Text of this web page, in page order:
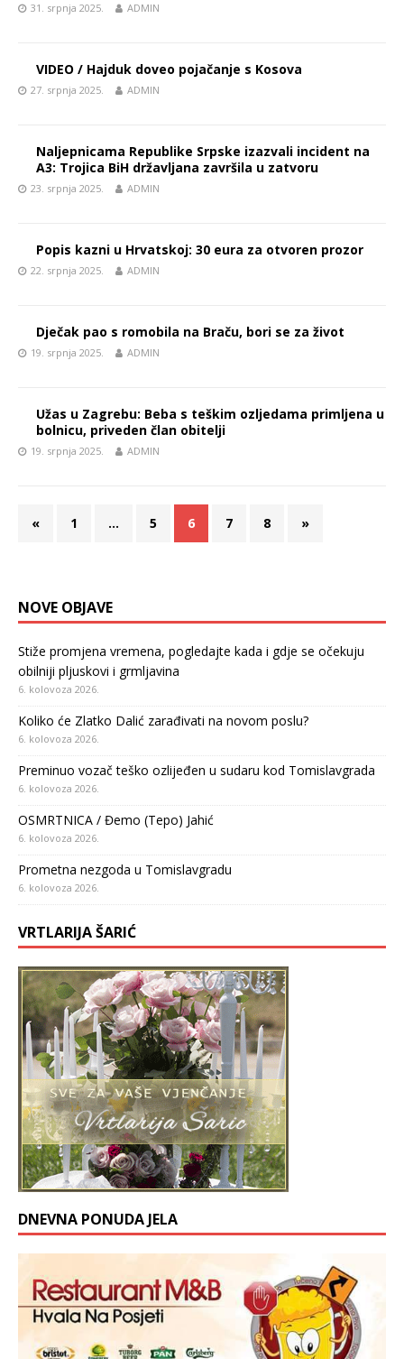
31. srpnja 2025. ADMIN
VIDEO / Hajduk doveo pojačanje s Kosova
27. srpnja 2025. ADMIN
Naljepnicama Republike Srpske izazvali incident na
A3: Trojica BiH državljana završila u zatvoru
23. srpnja 2025. ADMIN
Popis kazni u Hrvatskoj: 30 eura za otvoren prozor
22. srpnja 2025. ADMIN
Dječak pao s romobila na Braču, bori se za život
19. srpnja 2025. ADMIN
Užas u Zagrebu: Beba s teškim ozljedama primljena u
bolnicu, priveden član obitelji
19. srpnja 2025. ADMIN
« 1 … 5 6 7 8 »
NOVE OBJAVE
Stiže promjena vremena, pogledajte kada i gdje se očekuju
obilniji pljuskovi i grmljavina
6. kolovoza 2026.
Koliko će Zlatko Dalić zarađivati na novom poslu?
6. kolovoza 2026.
Preminuo vozač teško ozlijeđen u sudaru kod Tomislavgrada
6. kolovoza 2026.
OSMRTNICA / Đemo (Tepo) Jahić
6. kolovoza 2026.
Prometna nezgoda u Tomislavgradu
6. kolovoza 2026.
VRTLARIJA ŠARIĆ
DNEVNA PONUDA JELA